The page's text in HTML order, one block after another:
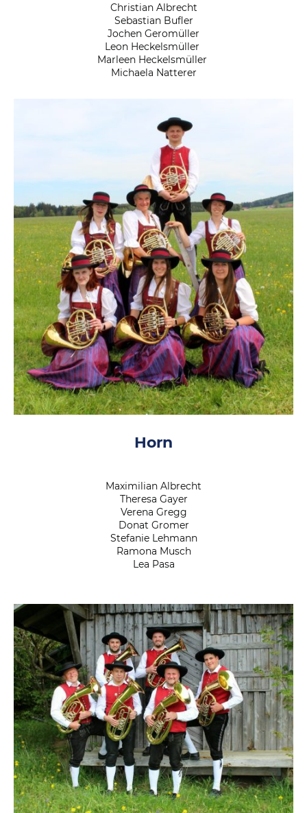
Christian Albrecht
Sebastian Bufler
Jochen Geromüller
Leon Heckelsmüller
Marleen Heckelsmüller
Michaela Natterer
Horn
Maximilian Albrecht
Theresa Gayer
Verena Gregg
Donat Gromer
Stefanie Lehmann
Ramona Musch
Lea Pasa